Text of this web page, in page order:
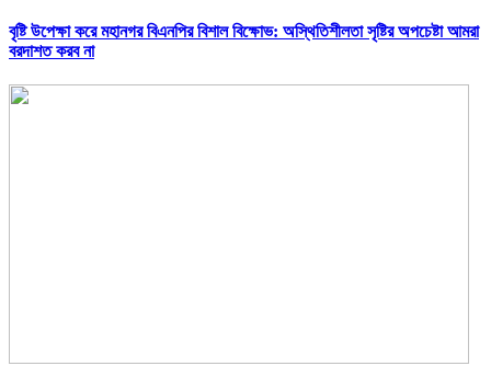
বৃষ্টি উপেক্ষা করে মহানগর বিএনপির বিশাল বিক্ষোভ: অস্থিতিশীলতা সৃষ্টির অপচেষ্টা আমরা
বরদাশত করব না